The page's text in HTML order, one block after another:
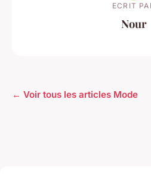
ECRIT
Nour
← Voir tous les articles Mode